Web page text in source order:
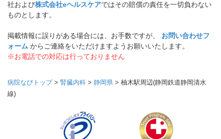
社および株式会社eヘルスケアではその賠償の責任を一切負わない
ものとします。
掲載情報に誤りがある場合には、お手数ですが、 お問い合わせフ
ォーム からご連絡をいただけますようお願いいたします。
※お電話での対応は行っておりません
病院なびトップ> 腎臓内科 > 静岡県 > 柚木駅周辺(静岡鉄道静岡清水
線)